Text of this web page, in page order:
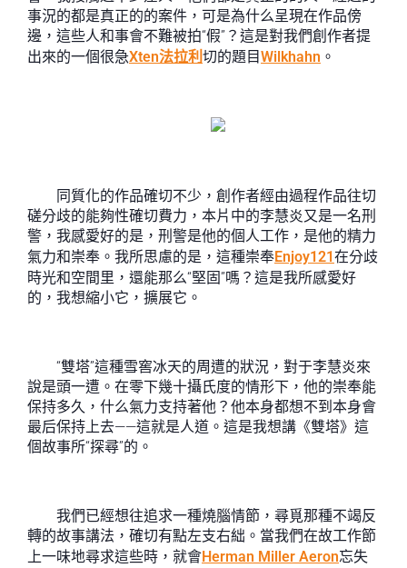
事況的都是真正的的案件，可是為什么呈現在作品傍
邊，這些人和事會不難被拍“假”？這是對我們創作者提
出來的一個很急Xten法拉利 切的題目Wilkhahn 。
同質化的作品確切不少，創作者經由過程作品往切
磋分歧的能夠性確切費力，本片中的李慧炎又是一名刑
警，我感愛好的是，刑警是他的個人工作，是他的精力
氣力和崇奉。我所思慮的是，這種崇奉Enjoy121在分歧
時光和空間里，還能那么“堅固”嗎？這是我所感愛好
的，我想縮小它，擴展它。
“雙塔”這種雪窖冰天的周遭的狀況，對于李慧炎來
說是頭一遭。在零下幾十攝氏度的情形下，他的崇奉能
保持多久，什么氣力支持著他？他本身都想不到本身會
最后保持上去——這就是人道。這是我想講《雙塔》這
個故事所“探尋”的。
我們已經想往追求一種燒腦情節，尋覓那種不竭反
轉的故事講法，確切有點左支右絀。當我們在故工作節
上一味地尋求這些時，就會Herman Miller Aeron忘失